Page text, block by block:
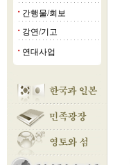
■ 간행물/회보
■ 강연/기고
■ 연대사업